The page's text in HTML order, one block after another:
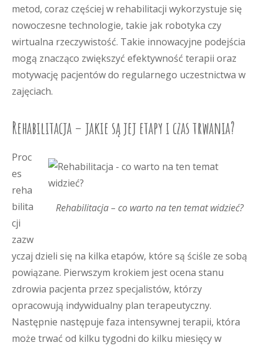
metod, coraz częściej w rehabilitacji wykorzystuje się
nowoczesne technologie, takie jak robotyka czy
wirtualna rzeczywistość. Takie innowacyjne podejścia
mogą znacząco zwiększyć efektywność terapii oraz
motywację pacjentów do regularnego uczestnictwa w
zajęciach.
Rehabilitacja – jakie są jej etapy i czas trwania?
Rehabilitacja – co warto na ten temat widzieć?
Proc
es
reha
bilita
cji
zazw
yczaj dzieli się na kilka etapów, które są ściśle ze sobą
powiązane. Pierwszym krokiem jest ocena stanu
zdrowia pacjenta przez specjalistów, którzy
opracowują indywidualny plan terapeutyczny.
Następnie następuje faza intensywnej terapii, która
może trwać od kilku tygodni do kilku miesięcy w